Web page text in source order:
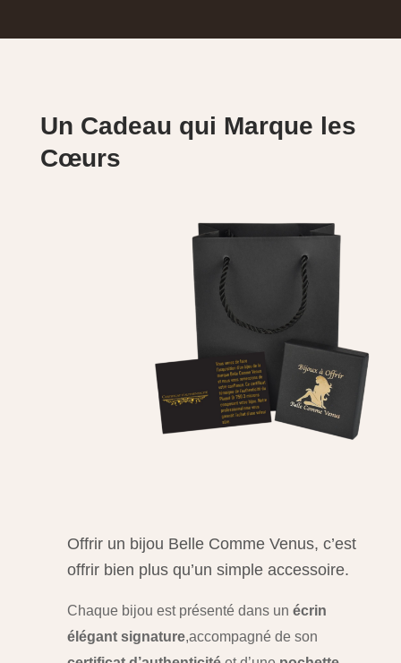
Un Cadeau qui Marque les
Cœurs
Offrir un bijou Belle Comme Venus, c’est
offrir bien plus qu’un simple accessoire.
Chaque bijou est présenté dans un écrin
élégant signature,accompagné de son